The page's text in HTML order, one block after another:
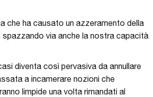
che ha causato un azzeramento della
via anche la nostra capacità
diventa così pervasiva da annullare
a incamerare nozioni che
limpide una volta rimandati al